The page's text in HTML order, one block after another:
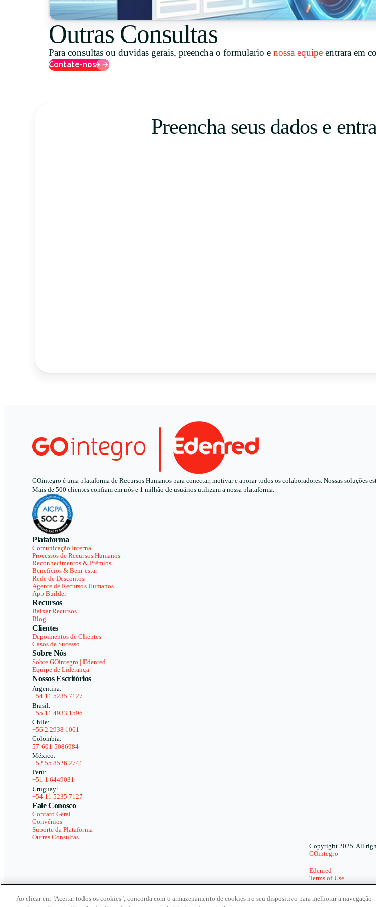
Uruguay
Outras Consultas
Para consultas ou duvidas gerais, preencha o formulario e nossa equipe entrara em
Contate-nos
Preencha seus dados e
GOintegro é uma plataforma de Recursos Humanos para conectar, motivar e apoiar todos os colaboradores. Nossas
Mais de 500 clientes confiam em nós e 1 milhão de usuários utilizam a nossa plataforma.
Plataforma
Comunicação Interna
Processos de Recursos Humanos
Reconhecimentos & Prêmios
Benefícios & Bem-estar
Rede de Descontos
Agente de Recursos Humanos
App Builder
Recursos
Baixar Recursos
Blog
Clientes
Depoimentos de Clientes
Casos de Sucesso
Sobre Nós
Sobre GOintegro | Edenred
Equipe de Liderança
Nossos Escritórios
Argentina:
+54 11 5235 7127
Brasil:
+55 11 4933 1596
Chile:
+56 2 2938 1061
Colombia:
57-601-5086984
México:
+52 55 8526 2741
Perú:
+51 1 6449031
Uruguay:
+54 11 5235 7127
Fale Conosco
Contato Geral
Convênios
Suporte da Plataforma
Outras Consultas
Copyright 2025. All
GOintegro
Edenred
Terms of Use
Privacy Policy
Ao clicar em "Aceitar todos os cookies", concorda com o armazenamento de cookies no seu dispositivo para melhorar a navegação